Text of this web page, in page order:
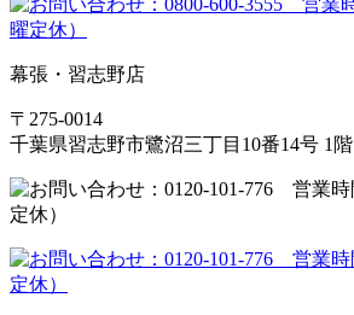
幕張・習志野店
〒275-0014
千葉県習志野市鷺沼三丁目10番14号 1階